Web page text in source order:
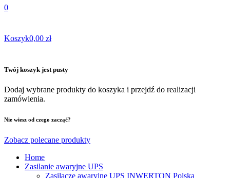
0
Koszyk0,00 zł
Twój koszyk jest pusty
Dodaj wybrane produkty do koszyka i przejdź do realizacji
zamówienia.
Nie wiesz od czego zacząć?
Zobacz polecane produkty
Home
Zasilanie awaryjne UPS
Zasilacze awaryjne UPS INWERTON Polska